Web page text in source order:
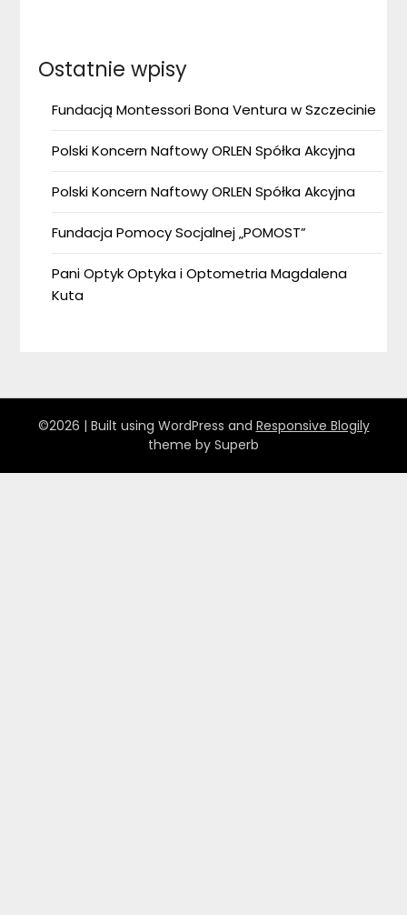
Ostatnie wpisy
Fundacją Montessori Bona Ventura w Szczecinie
Polski Koncern Naftowy ORLEN Spółka Akcyjna
Polski Koncern Naftowy ORLEN Spółka Akcyjna
Fundacja Pomocy Socjalnej „POMOST”
Pani Optyk Optyka i Optometria Magdalena
Kuta
©2026 | Built using WordPress and Responsive Blogily
theme by Superb